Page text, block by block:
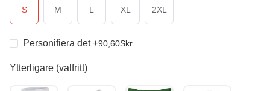
S M L XL 2XL
Personifiera det+90,60Skr
Ytterligare (valfritt)